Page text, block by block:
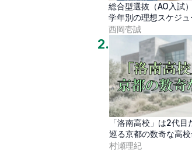
総合型選抜（AO入試
学年別の理想スケジ
西岡壱誠
2.
「洛南高校」は2代
巡る京都の数奇な高校
村瀬理紀